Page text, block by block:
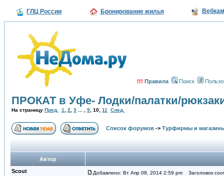
ГЛЦ России Бронирование жилья
!!! Правила Поиск
ПРОКАТ в Уфе- Лодки/палатки/
На страницу Пред. 1 2 3 9 10 11 След.
Список форумов -> Турфирмы и
Автор
Scout
Добавлено: Вт Апр 08, 2014 2:59 pm Заголовок